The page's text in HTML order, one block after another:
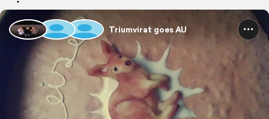
Triumvirat goes AU